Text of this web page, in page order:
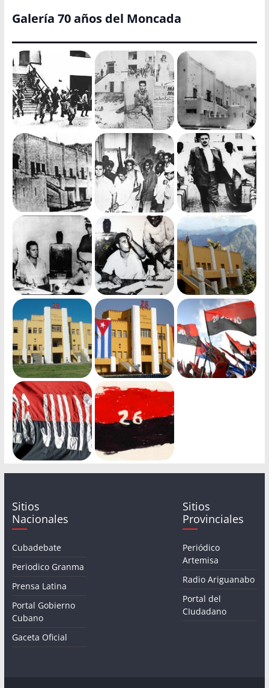
Galería 70 años del Moncada
Sitios
Nacionales
Cubadebate
Periodico Granma
Prensa Latina
Portal Gobierno
Cubano
Gaceta Oficial
Sitios
Provinciales
Periódico
Artemisa
Radio Ariguanabo
Portal del
CIudadano